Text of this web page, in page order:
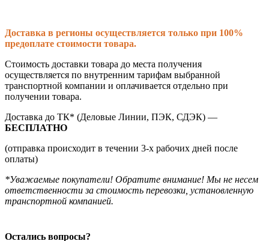
Доставка в регионы осуществляется только при 100%
предоплате стоимости товара.
Стоимость доставки товара до места получения
осуществляется по внутренним тарифам выбранной
транспортной компании и оплачивается отдельно при
получении товара.
Доставка до ТК* (Деловые Линии, ПЭК, СДЭК) —
БЕСПЛАТНО
(отправка происходит в течении 3-х рабочих дней после
оплаты)
*Уважаемые покупатели! Обратите внимание! Мы не несем
ответственности за стоимость перевозки, установленную
транспортной компанией.
Остались вопросы?